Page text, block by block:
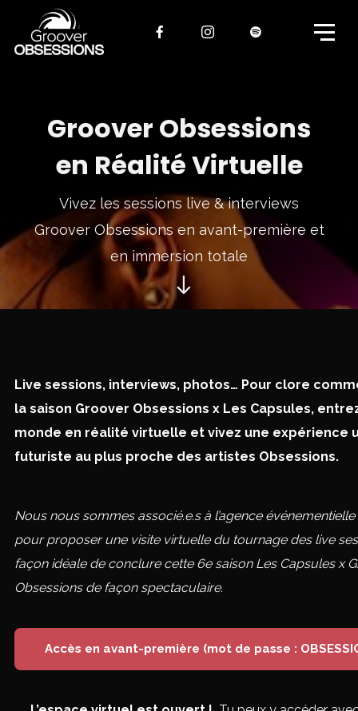
Groover Obsessions
en Réalité Virtuelle
Vivez les sessions live & interviews
Groover Obsessions en avant-première et
en immersion totale
Live sessions, interviews, photos… Pour clore
la saison Groover Obsessions x Les Capsules,
monde en réalité virtuelle et vivez une expérience
futuriste au plus proche des artistes Obsessions.
Nous nous sommes associé.e.s à l’agence
pour proposer une visite virtuelle du tournage des live
façon idéale de conclure cette 6e saison Les Capsules x
Obsessions de façon spectaculaire.
Accès en avant-première (mot de passe :